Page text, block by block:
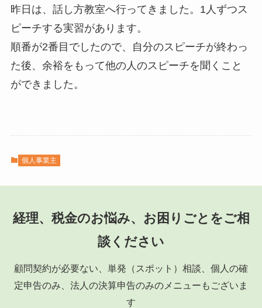
昨日は、話し方教室へ行ってきました。1人ずつス
ピーチする実習があります。
順番が2番目でしたので、自分のスピーチが終わっ
た後、余裕をもって他の人のスピーチを聞くこと
ができました。
個人事業主
経理、税金のお悩み、お困りごとをご相
談ください
顧問契約が必要ない、単発（スポット）相談、個人の確
定申告のみ、法人の決算申告のみのメニューもございま
す